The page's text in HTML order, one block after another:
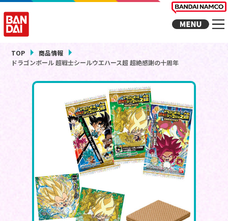
TOP
商品情報
ドラゴンボール 超戦士シールウエハース超 超絶感謝の十周年